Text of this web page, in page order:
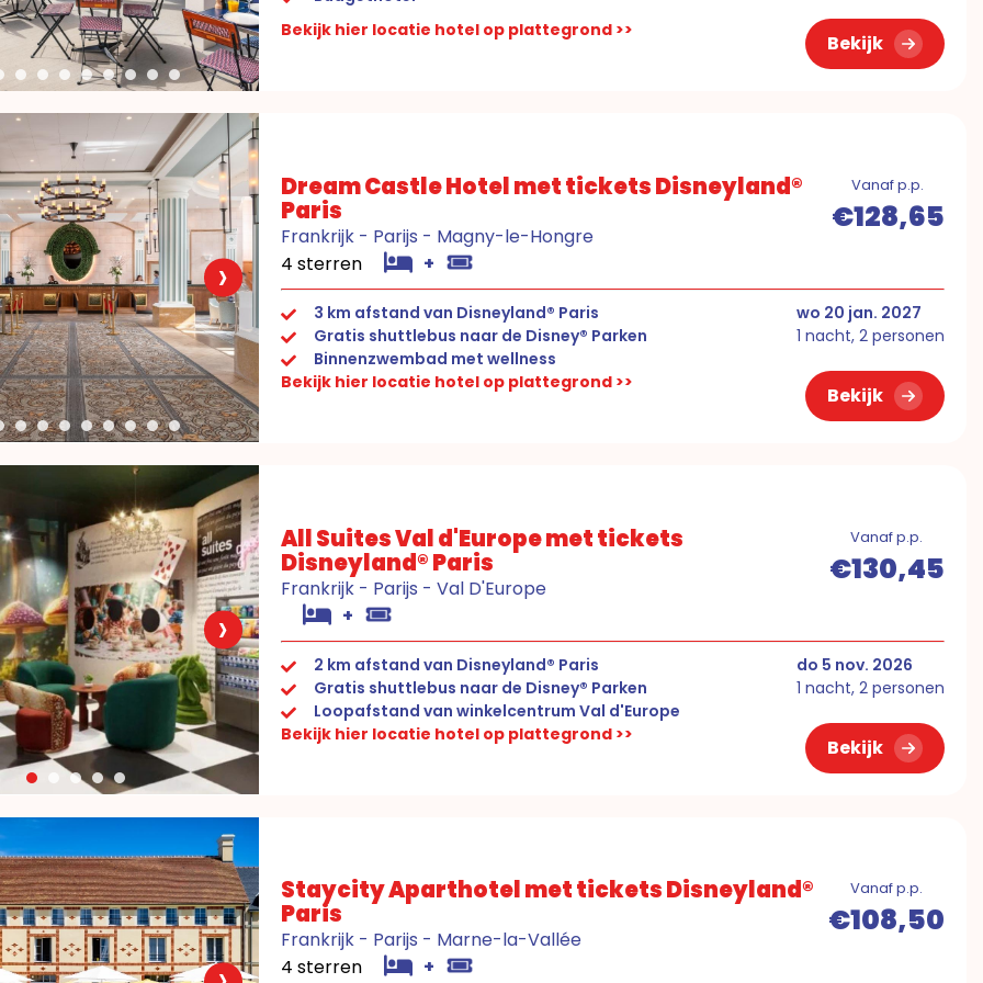
Bekijk hier locatie hotel op plattegrond >>
Bekijk
›
Dream Castle Hotel met tickets Disneyland®
Paris
Frankrijk - Parijs - Magny-le-Hongre
Vanaf p.p.
€128,65
4 sterren +
3 km afstand van Disneyland® Paris
Gratis shuttlebus naar de Disney® Parken
Binnenzwembad met wellness
wo 20 jan. 2027
1 nacht, 2 personen
Bekijk hier locatie hotel op plattegrond >>
Bekijk
›
All Suites Val d'Europe met tickets
Disneyland® Paris
Frankrijk - Parijs - Val D'Europe
Vanaf p.p.
€130,45
+
2 km afstand van Disneyland® Paris
Gratis shuttlebus naar de Disney® Parken
Loopafstand van winkelcentrum Val d'Europe
do 5 nov. 2026
1 nacht, 2 personen
Bekijk hier locatie hotel op plattegrond >>
Bekijk
Staycity Aparthotel met tickets Disneyland®
Paris
Frankrijk - Parijs - Marne-la-Vallée
Vanaf p.p.
€108,50
4 sterren +